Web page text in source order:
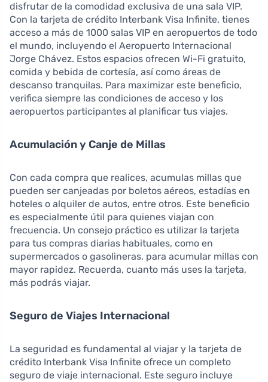
disfrutar de la comodidad exclusiva de una sala VIP.
Con la tarjeta de crédito Interbank Visa Infinite, tienes
acceso a más de 1000 salas VIP en aeropuertos de todo
el mundo, incluyendo el Aeropuerto Internacional
Jorge Chávez. Estos espacios ofrecen Wi-Fi gratuito,
comida y bebida de cortesía, así como áreas de
descanso tranquilas. Para maximizar este beneficio,
verifica siempre las condiciones de acceso y los
aeropuertos participantes al planificar tus viajes.
Acumulación y Canje de Millas
Con cada compra que realices, acumulas millas que
pueden ser canjeadas por boletos aéreos, estadías en
hoteles o alquiler de autos, entre otros. Este beneficio
es especialmente útil para quienes viajan con
frecuencia. Un consejo práctico es utilizar la tarjeta
para tus compras diarias habituales, como en
supermercados o gasolineras, para acumular millas con
mayor rapidez. Recuerda, cuanto más uses la tarjeta,
más podrás viajar.
Seguro de Viajes Internacional
La seguridad es fundamental al viajar y la tarjeta de
crédito Interbank Visa Infinite ofrece un completo
seguro de viaje internacional. Este seguro incluye